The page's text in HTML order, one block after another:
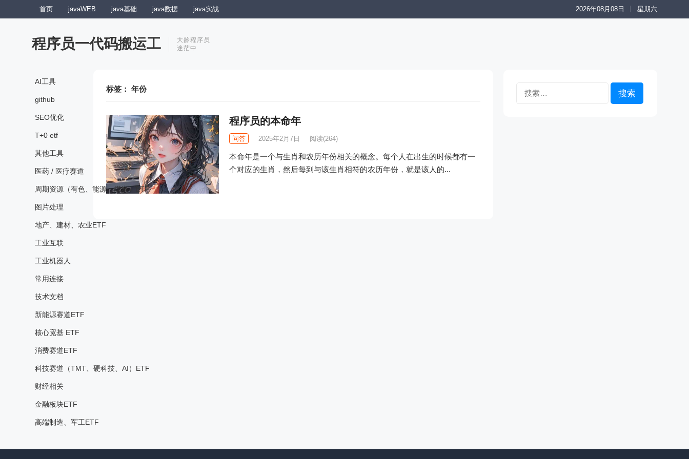
首页 javaWEB java基础 java数据 java实战 2026年08月08日 星期六
程序员一代码搬运工
大龄程序员
迷茫中
AI工具
github
SEO优化
T+0 etf
其他工具
医药 / 医疗赛道
周期资源（有色、能源、煤炭）ETF
图片处理
地产、建材、农业ETF
工业互联
工业机器人
常用连接
技术文档
新能源赛道ETF
核心宽基 ETF
消费赛道ETF
科技赛道（TMT、硬科技、AI）ETF
财经相关
金融板块ETF
高端制造、军工ETF
标签： 年份
程序员的本命年
问答 2025年2月7日 阅读(264)
本命年是一个与生肖和农历年份相关的概念。每个人在出生的时候都有一
个对应的生肖，然后每到与该生肖相符的农历年份，就是该人的...